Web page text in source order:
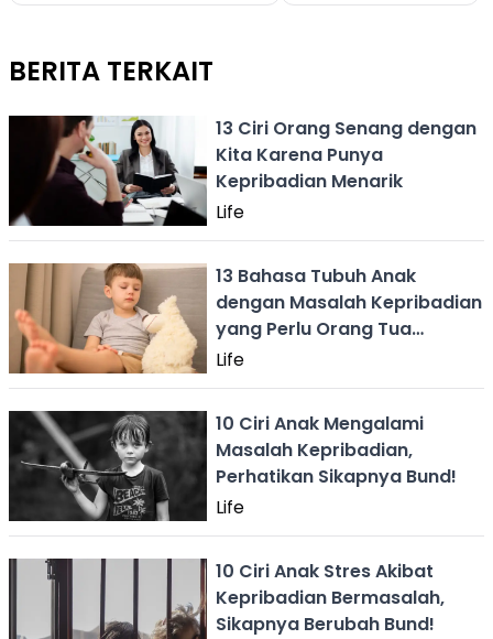
BERITA TERKAIT
13 Ciri Orang Senang dengan
Kita Karena Punya
Kepribadian Menarik
Life
13 Bahasa Tubuh Anak
dengan Masalah Kepribadian
yang Perlu Orang Tua
Perhatikan
Life
10 Ciri Anak Mengalami
Masalah Kepribadian,
Perhatikan Sikapnya Bund!
Life
10 Ciri Anak Stres Akibat
Kepribadian Bermasalah,
Sikapnya Berubah Bund!